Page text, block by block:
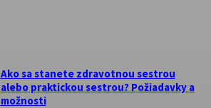
Ako sa stanete zdravotnou sestrou
alebo praktickou sestrou? Požiadavky a
možnosti